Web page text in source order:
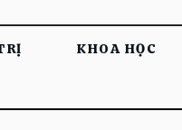
KHOA HỌC